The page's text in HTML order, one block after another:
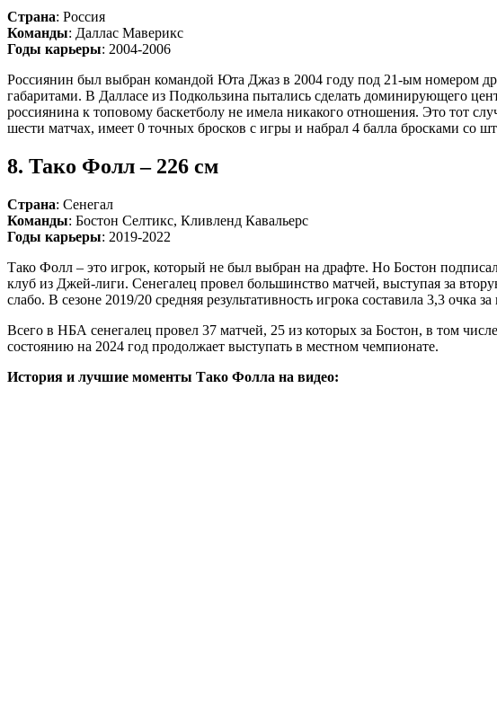
Страна: Россия
Команды: Даллас Маверикс
Годы карьеры: 2004-2006
Россиянин был выбран командой Юта Джаз в 2004 году под 21-ым номером
габаритами. В Далласе из Подкользина пытались сделать доминирующего
россиянина к топовому баскетболу не имела никакого отношения. Это тот
шести матчах, имеет 0 точных бросков с игры и набрал 4 балла бросками со
8. Тако Фолл – 226 см
Страна: Сенегал
Команды: Бостон Селтикс, Кливленд Кавальерс
Годы карьеры: 2019-2022
Тако Фолл – это игрок, который не был выбран на драфте. Но Бостон
клуб из Джей-лиги. Сенегалец провел большинство матчей, выступая за
слабо. В сезоне 2019/20 средняя результативность игрока составила 3,3 очка
Всего в НБА сенегалец провел 37 матчей, 25 из которых за Бостон, в том
состоянию на 2024 год продолжает выступать в местном чемпионате.
История и лучшие моменты Тако Фолла на видео: